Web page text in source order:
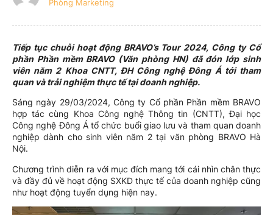
Phòng Marketing
Tiếp tục chuỗi hoạt động BRAVO’s Tour 2024, Công ty Cổ
phần Phần mềm BRAVO (Văn phòng HN) đã đón lớp sinh
viên năm 2 Khoa CNTT, ĐH Công nghệ Đông Á tới tham
quan và trải nghiệm thực tế tại doanh nghiệp.
Sáng ngày 29/03/2024, Công ty Cổ phần Phần mềm BRAVO
hợp tác cùng Khoa Công nghệ Thông tin (CNTT), Đại học
Công nghệ Đông Á tổ chức buổi giao lưu và tham quan doanh
nghiệp dành cho sinh viên năm 2 tại văn phòng BRAVO Hà
Nội.
Chương trình diễn ra với mục đích mang tới cái nhìn chân thực
và đầy đủ về hoạt động SXKD thực tế của doanh nghiệp cũng
như hoạt động tuyển dụng hiện nay.